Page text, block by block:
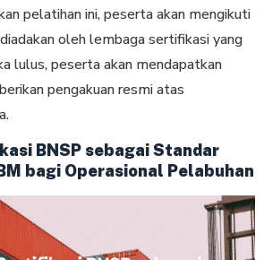
pelatihan ini, peserta akan mengikuti
oleh lembaga sertifikasi yang
lulus, peserta akan mendapatkan
pengakuan resmi atas
BNSP sebagai Standar
bagi Operasional Pelabuhan